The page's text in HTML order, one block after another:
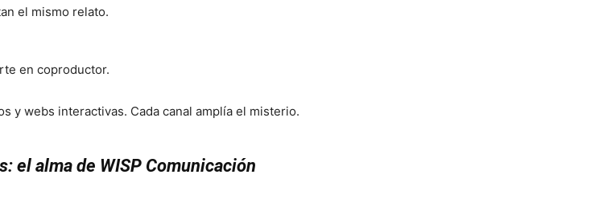
el mismo relato.
en coproductor.
y webs interactivas. Cada canal amplía el misterio.
el alma de WISP Comunicación